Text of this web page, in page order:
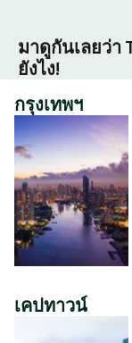
มาดูกันเลยว่า
ยังไง!
กรุงเทพฯ
เคปทาวน์